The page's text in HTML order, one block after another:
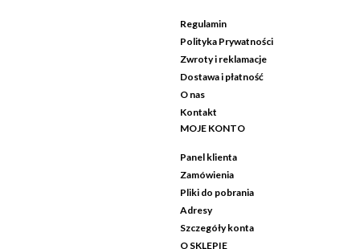
Regulamin
Polityka Prywatności
Zwroty i reklamacje
Dostawa i płatność
O nas
Kontakt
MOJE KONTO
Panel klienta
Zamówienia
Pliki do pobrania
Adresy
Szczegóły konta
O SKLEPIE